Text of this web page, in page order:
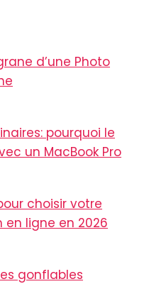
d’une Photo
pourquoi le
un MacBook Pro
choisir votre
ligne en 2026
gonflables